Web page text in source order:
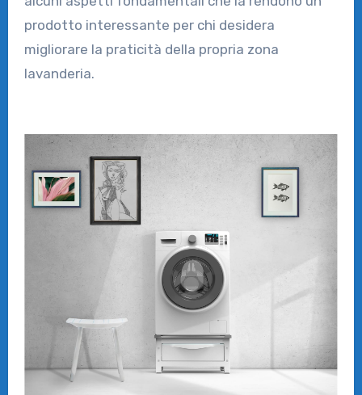
prodotto interessante per chi desidera
migliorare la praticità della propria zona
lavanderia.